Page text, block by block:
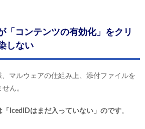
「コンテンツの有効化」をクリ
しない
、マルウェアの仕組み上、添付ファイルを
ん。
IcedIDはまだ入っていない」のです。